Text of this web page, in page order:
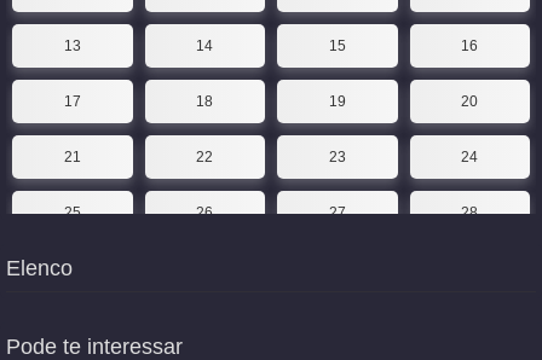
13 14 15 16
17 18 19 20
21 22 23 24
25 26 27 28
29
Elenco
Pode te interessar